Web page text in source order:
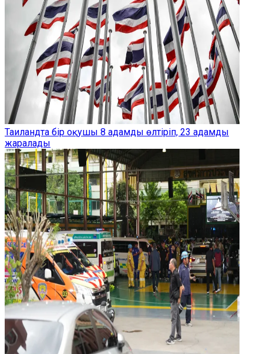
Таиландта бір оқушы 8 адамды өлтіріп, 23 адамды
жаралады